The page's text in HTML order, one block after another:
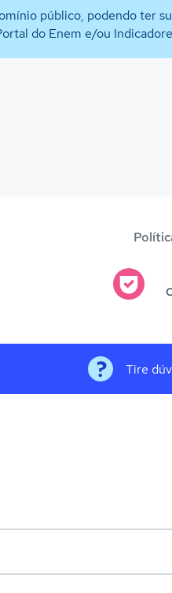
público, podendo ter
do Enem e/ou
Tire